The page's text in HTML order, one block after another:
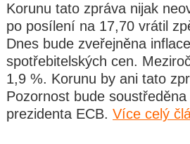
Korunu tato zpráva nijak
po posílení na 17,70 vrátil
Dnes bude zveřejněna
spotřebitelských cen.
1,9 %. Korunu by ani tato
Pozornost bude
prezidenta ECB. Více celý